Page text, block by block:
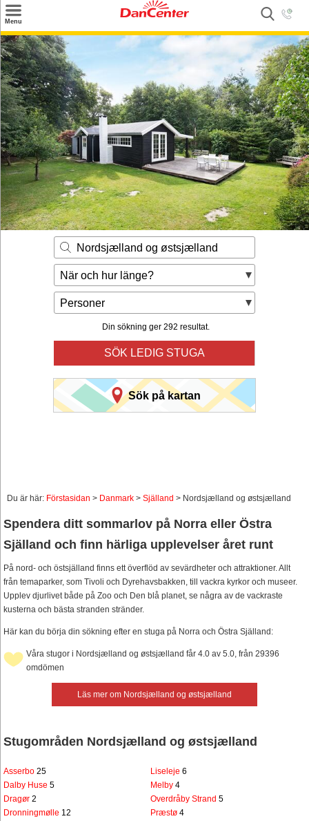
Menu
Sök
Tilbud
Inspiration
Info
Service
Kontakt
Husägare
Nordsjælland og østsjælland
När och hur länge?
Personer
Din sökning ger 292 resultat.
SÖK LEDIG STUGA
Sök på kartan
Du är här: Förstasidan > Danmark > Själland > Nordsjælland og østsjælland
Spendera ditt sommarlov på Norra eller Östra
Själland och finn härliga upplevelser året runt
På nord- och östsjälland finns ett överflöd av sevärdheter och attraktioner. Allt
från temaparker, som Tivoli och Dyrehavsbakken, till vackra kyrkor och museer.
Upplev djurlivet både på Zoo och Den blå planet, se några av de vackraste
kusterna och bästa stranden stränder.
Här kan du börja din sökning efter en stuga på Norra och Östra Själland:
Läs mer om Nordsjælland og østsjælland
Våra stugor i Nordsjælland og østsjælland får 4.0 av 5.0, från 29396
omdömen
Stugområden Nordsjælland og østsjælland
Asserbo 25
Dalby Huse 5
Dragør 2
Dronningmølle 12
Liseleje 6
Melby 4
Overdråby Strand 5
Præstø 4